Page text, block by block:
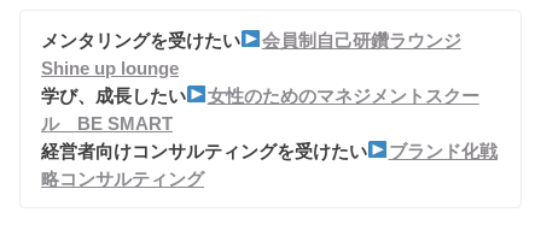
メンタリングを受けたい
会員制自己研鑽ラウンジ
Shine up lounge
学び、成長したい
女性のためのマネジメントスクー
ル BE SMART
経営者向けコンサルティングを受けたい
ブランド化戦
略コンサルティング